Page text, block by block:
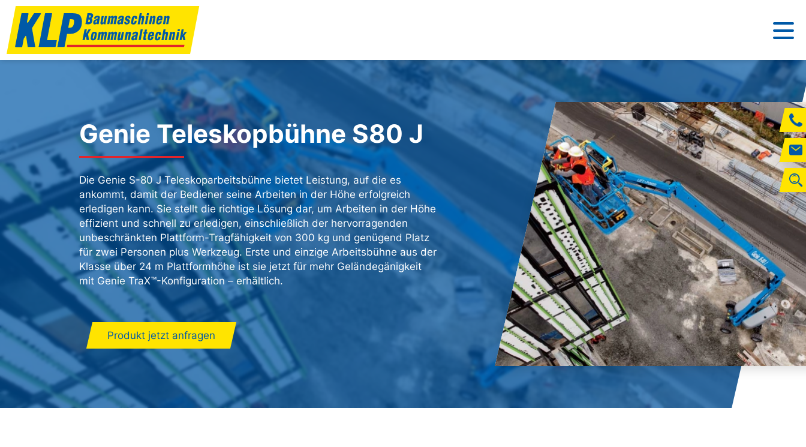
Genie Teleskopbühne S80 J
Die Genie S-80 J Teleskoparbeitsbühne bietet Leistung, auf die es
ankommt, damit der Bediener seine Arbeiten in der Höhe erfolgreich
erledigen kann. Sie stellt die richtige Lösung dar, um Arbeiten in der Höhe
effizient und schnell zu erledigen, einschließlich der hervorragenden
unbeschränkten Plattform-Tragfähigkeit von 300 kg und genügend Platz
für zwei Personen plus Werkzeug. Erste und einzige Arbeitsbühne aus der
Klasse über 24 m Plattformhöhe ist sie jetzt für mehr Geländegänigkeit
mit Genie TraX™-Konfiguration – erhältlich.
Produkt jetzt anfragen